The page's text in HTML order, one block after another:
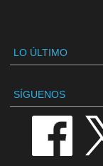
LO ÚLTIMO
SÍGUENOS